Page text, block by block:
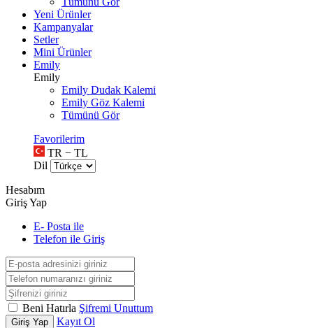
Yeni Ürünler
Kampanyalar
Setler
Mini Ürünler
Emily
Emily
Emily Dudak Kalemi
Emily Göz Kalemi
Tümünü Gör
Favorilerim
TR − TL
Dil
Hesabım
Giriş Yap
E- Posta ile
Telefon ile Giriş
Beni Hatırla Şifremi Unuttum
Giriş Yap
Kayıt Ol